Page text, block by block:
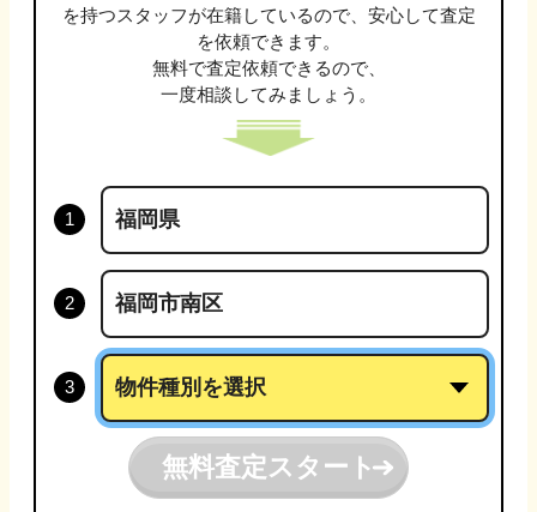
を持つスタッフが在籍しているので、安心して査定
を依頼できます。
無料で査定依頼できるので、
一度相談してみましょう。
無料査定スタート